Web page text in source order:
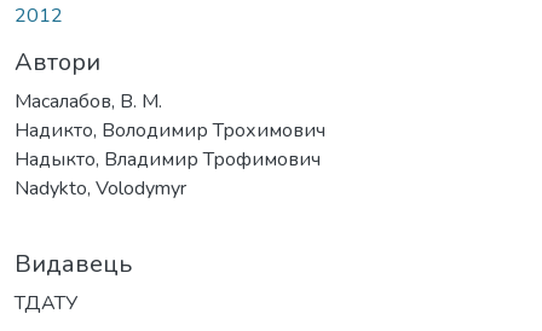
2012
Автори
Масалабов, В. М.
Надикто, Володимир Трохимович
Надыкто, Владимир Трофимович
Nadykto, Volodymyr
Видавець
ТДАТУ